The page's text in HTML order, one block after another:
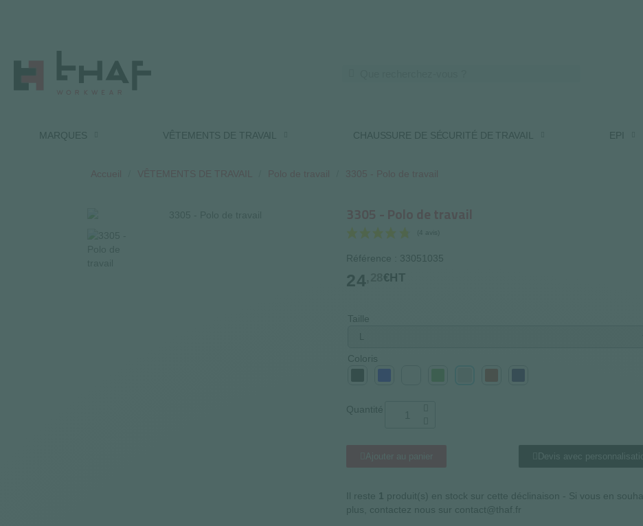
MARQUES VÊTEMENTS DE TRAVAIL CHAUSSURE DE SÉCURITÉ DE TRAVAIL EPI
Accueil VÊTEMENTS DE TRAVAIL Polo de travail 3305 - Polo de travail
3305 - Polo de travail
Référence : 33051035
24 €HT
Taille
Coloris
Quantité
Ajouter au panier Devis avec
Il reste 1 produit(s) en stock sur cette déclinaison - Si vous en
plus, contactez nous sur contact@thaf.fr